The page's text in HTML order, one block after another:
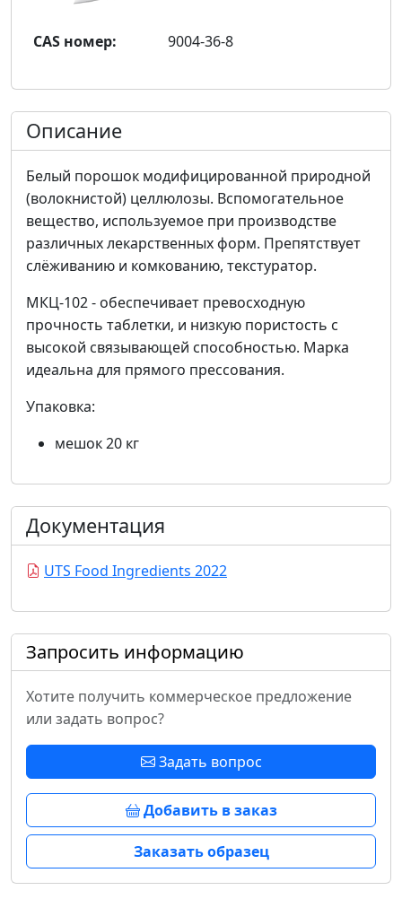
CAS номер: 9004-36-8
Описание
Белый порошок модифицированной природной
(волокнистой) целлюлозы. Вспомогательное
вещество, используемое при производстве
различных лекарственных форм. Препятствует
слёживанию и комкованию, текстуратор.
МКЦ-102 - обеспечивает превосходную
прочность таблетки, и низкую пористость с
высокой связывающей способностью. Марка
идеальна для прямого прессования.
Упаковка:
мешок 20 кг
Документация
UTS Food Ingredients 2022
Запросить информацию
Хотите получить коммерческое предложение
или задать вопрос?
Задать вопрос
Добавить в заказ
Заказать образец